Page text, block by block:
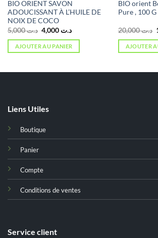
BIO ORIENT SAVON
ADOUCISSANT À L’HUILE DE
NOIX DE COCO
د.ت5,000
Le
prix
initial
était :
د.ت 4,000
Le
actuel
est :
AJOUTER AU PANIER
BIO orient
Pure , 100 G
د.ت20,000
AJOUTER
Liens Utiles
Boutique
Panier
Compte
Conditions de ventes
Service client